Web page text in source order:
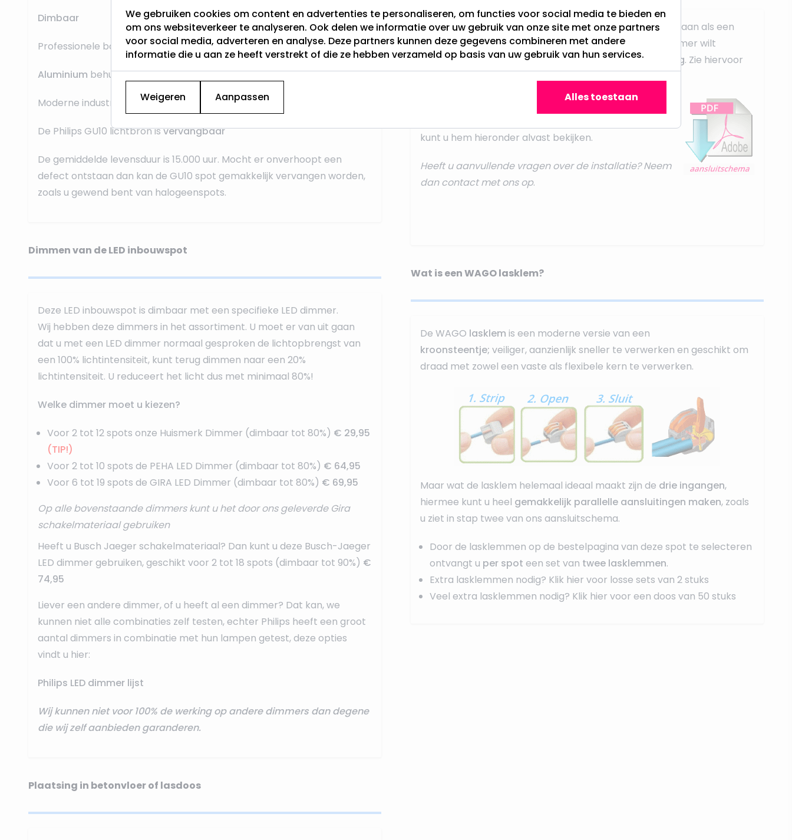
Dimbaar
Professionele bouwkwaliteit voor eenlange levensduur
Aluminium behuizing
Moderne industriële look
De Philips GU10 lichtbron isvervangbaar
De gemiddelde levensduur is 15.000 uur. Mocht er onverhoopt een
defect ontstaan dan kan de GU10 spot gemakkelijk vervangen worden,
zoals u gewend bent van halogeenspots.
Dimmen van de LED inbouwspot
Deze LED inbouwspot is dimbaar met een specifieke LED dimmer.
Wij hebben deze dimmers in het assortiment. U moet er van uit gaan
dat u met een LED dimmer normaal gesproken de lichtopbrengst van
een 100% lichtintensiteit, kunt terug dimmen naar een 20%
lichtintensiteit. U reduceert het licht dus met minimaal 80%!
Welke dimmer moet u kiezen?
Voor 2 tot 12 spots onze Huismerk Dimmer (dimbaar tot 80%) € 29,95
(TIP!)
Voor 2 tot 10 spots de PEHA LED Dimmer (dimbaar tot 80%) € 64,95
Voor 6 tot 19 spots de GIRA LED Dimmer (dimbaar tot 80%) € 69,95
Op alle bovenstaande dimmers kunt u het door ons geleverde Gira
schakelmateriaal gebruiken
Heeft u Busch Jaeger schakelmateriaal? Dan kunt u deze Busch-Jaeger
LED dimmer gebruiken, geschikt voor 2 tot 18 spots (dimbaar tot 90%) €
74,95
Liever een andere dimmer, of u heeft al een dimmer? Dat kan, we
kunnen niet alle combinaties zelf testen, echter Philips heeft een groot
aantal dimmers in combinatie met hun lampen getest, deze opties
vindt u hier:
Philips LED dimmer lijst
Wij kunnen niet voor 100% de werking op andere dimmers dan degene
die wij zelf aanbieden garanderen.
Plaatsing in betonvloer of lasdoos
Onze Philips GU10 LED lampen sluit u op dezelfde manier aan als een
normale lamp. Indien u meerdere spots achter één dimmer wilt
aansluiten dan doet u dit middels eenparallel schakeling. Zie hiervoor
Deze ontvangt u na uw bestelling zowel per e-mail, ook
kunt u hem hieronder alvast bekijken.
Heeft u aanvullende vragen over de installatie? Neem
dancontactmet ons op.
Wat is een WAGO lasklem?
De WAGO lasklem is een moderne versie van een
kroonsteentje; veiliger, aanzienlijk sneller te verwerken en geschikt om
draad met zowel een vaste als flexibele kern te verwerken.
Maar wat de lasklem helemaal ideaal maakt zijn de drie ingangen,
hiermee kunt u heel gemakkelijk parallelle aansluitingen maken, zoals
u ziet in stap twee van ons aansluitschema.
Door de lasklemmen op de bestelpagina van deze spot te selecteren
ontvangt u per spot een set van twee lasklemmen.
Extra lasklemmen nodig? Klik hier voor losse sets van 2 stuks
Veel extra lasklemmen nodig? Klik hier voor een doos van 50 stuks
We gebruiken cookies om content en advertenties te personaliseren, om functies voor social media te bieden en
om ons websiteverkeer te analyseren. Ook delen we informatie over uw gebruik van onze site met onze partners
voor social media, adverteren en analyse. Deze partners kunnen deze gegevens combineren met andere
informatie die u aan ze heeft verstrekt of die ze hebben verzameld op basis van uw gebruik van hun services.
Weigeren Aanpassen Alles toestaan